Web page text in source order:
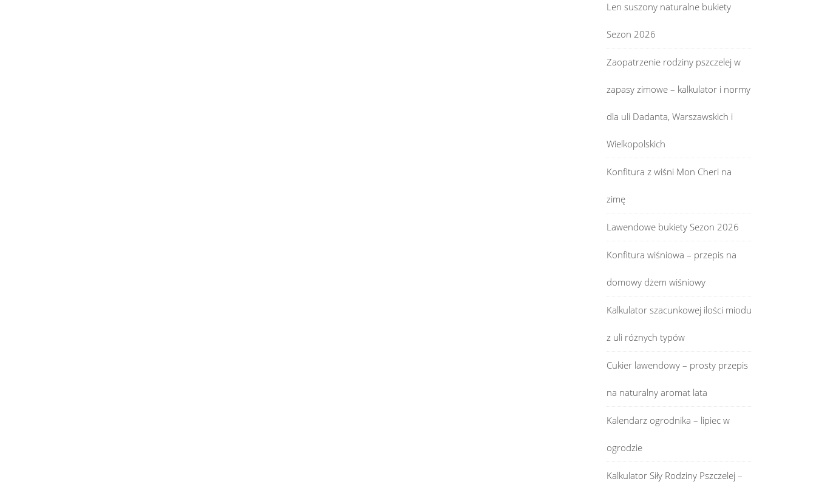
Len suszony naturalne bukiety
Sezon 2026
Zaopatrzenie rodziny pszczelej w
zapasy zimowe – kalkulator i normy
dla uli Dadanta, Warszawskich i
Wielkopolskich
Konfitura z wiśni Mon Cheri na
zimę
Lawendowe bukiety Sezon 2026
Konfitura wiśniowa – przepis na
domowy dżem wiśniowy
Kalkulator szacunkowej ilości miodu
z uli różnych typów
Cukier lawendowy – prosty przepis
na naturalny aromat lata
Kalendarz ogrodnika – lipiec w
ogrodzie
Kalkulator Siły Rodziny Pszczelej –